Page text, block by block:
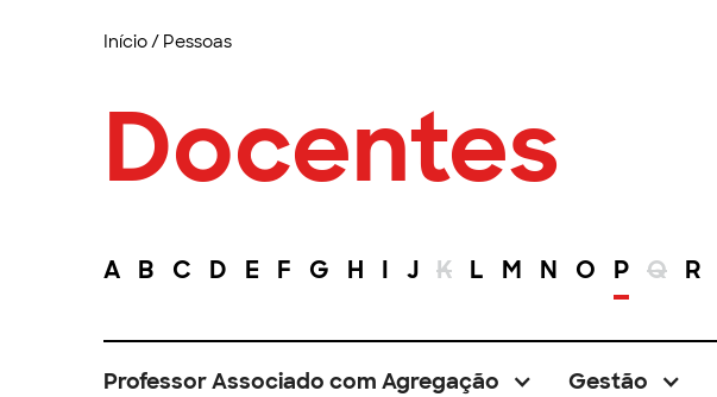
Início/ Pessoas
Docentes
A B C D E F G H I J K L M N O P Q R
Professor Associado com Agregação Gestão